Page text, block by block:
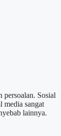
persoalan. Sosial
media sangat
lainnya.